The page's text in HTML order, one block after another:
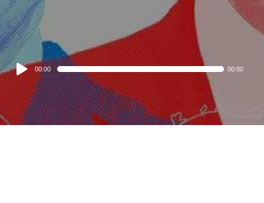
Audio
Player
00:00 00:00